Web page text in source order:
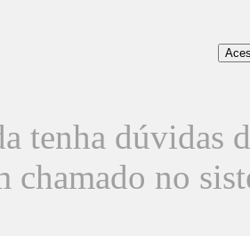
tenha dúvidas
chamado no